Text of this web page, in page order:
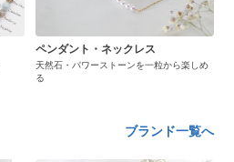
ペンダント・ネックレス
天然石・パワーストーンを一粒から楽しめ
る
ブランド一覧へ